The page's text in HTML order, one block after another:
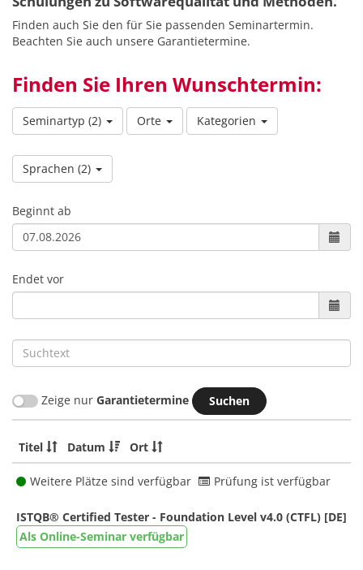
Finden auch Sie den für Sie passenden Seminartermin.
Beachten Sie auch unsere Garantietermine.
Finden Sie Ihren Wunschtermin:
Seminartyp (2) Orte Kategorien
Sprachen (2)
Beginnt ab
Endet vor
Suchtext
Zeige nur Garantietermine
Titel Datum Ort
Weitere Plätze sind verfügbar Prüfung ist verfügbar
ISTQB® Certified Tester - Foundation Level v4.0 (CTFL) [DE]
Als Online-Seminar verfügbar